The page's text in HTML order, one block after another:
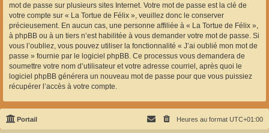
mot de passe sur plusieurs sites Internet. Votre mot de passe est la clé de
votre compte sur « La Tortue de Félix », veuillez donc le conserver
précieusement. En aucun cas, une personne affiliée à « La Tortue de Félix »,
à phpBB ou à un tiers n’est habilitée à vous demander votre mot de passe. Si
vous l’oubliez, vous pouvez utiliser la fonctionnalité « J’ai oublié mon mot de
passe » fournie par le logiciel phpBB. Ce processus vous demandera de
soumettre votre nom d’utilisateur et votre adresse courriel, après quoi le
logiciel phpBB générera un nouveau mot de passe pour que vous puissiez
récupérer l’accès à votre compte.
Portail Heures au format UTC+01:00